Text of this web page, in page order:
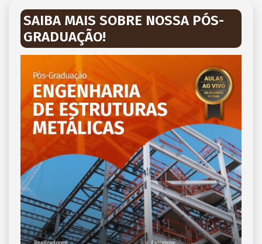
SAIBA MAIS SOBRE NOSSA PÓS-
GRADUAÇÃO!